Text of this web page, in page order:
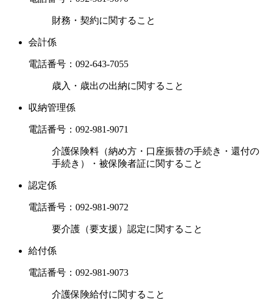
財務・契約に関すること
会計係
電話番号： 092-643-7055
歳入・歳出の出納に関すること
収納管理係
電話番号： 092-981-9071
介護保険料（納め方・口座振替の手続き・還付の
手続き）・被保険者証に関すること
認定係
電話番号： 092-981-9072
要介護（要支援）認定に関すること
給付係
電話番号： 092-981-9073
介護保険給付に関すること